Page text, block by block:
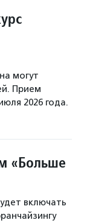
могут
Прием
2026 года.
«Больше
включать